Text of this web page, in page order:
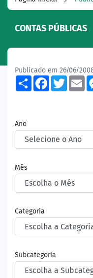
CONTAS PÚBLICAS
Publicado em 26/06/
ShareFacebook
Ano
Mês
Categoria
Subcategoria